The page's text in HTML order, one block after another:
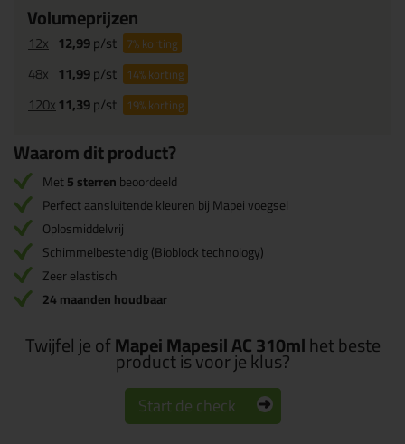
Volumeprijzen
12x 12,99p/st 7%korting
48x 11,99p/st 14%korting
120x11,39p/st 19%korting
Waarom dit product?
Met5 sterrenbeoordeeld
Perfect aansluitende kleuren bij Mapei voegsel
Oplosmiddelvrij
Schimmelbestendig (Bioblock technology)
Zeer elastisch
24 maanden houdbaar
Twijfel je ofMapei Mapesil AC 310mlhet beste
product is voor je klus?
Start de check